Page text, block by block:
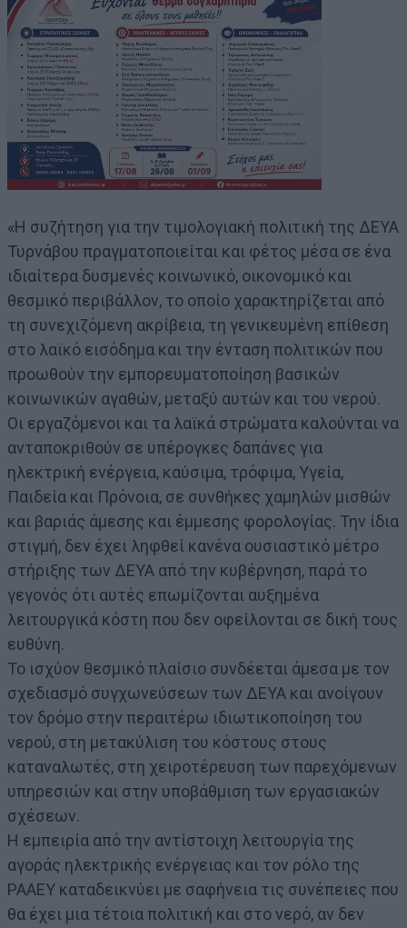
«Η συζήτηση για την τιμολογιακή πολιτική της ΔΕΥΑ
Τυρνάβου πραγματοποιείται και φέτος μέσα σε ένα
ιδιαίτερα δυσμενές κοινωνικό, οικονομικό και
θεσμικό περιβάλλον, το οποίο χαρακτηρίζεται από
τη συνεχιζόμενη ακρίβεια, τη γενικευμένη επίθεση
στο λαϊκό εισόδημα και την ένταση πολιτικών που
προωθούν την εμπορευματοποίηση βασικών
κοινωνικών αγαθών, μεταξύ αυτών και του νερού.
Οι εργαζόμενοι και τα λαϊκά στρώματα καλούνται να
ανταποκριθούν σε υπέρογκες δαπάνες για
ηλεκτρική ενέργεια, καύσιμα, τρόφιμα, Υγεία,
Παιδεία και Πρόνοια, σε συνθήκες χαμηλών μισθών
και βαριάς άμεσης και έμμεσης φορολογίας. Την ίδια
στιγμή, δεν έχει ληφθεί κανένα ουσιαστικό μέτρο
στήριξης των ΔΕΥΑ από την κυβέρνηση, παρά το
γεγονός ότι αυτές επωμίζονται αυξημένα
λειτουργικά κόστη που δεν οφείλονται σε δική τους
ευθύνη.
Το ισχύον θεσμικό πλαίσιο συνδέεται άμεσα με τον
σχεδιασμό συγχωνεύσεων των ΔΕΥΑ και ανοίγουν
τον δρόμο στην περαιτέρω ιδιωτικοποίηση του
νερού, στη μετακύλιση του κόστους στους
καταναλωτές, στη χειροτέρευση των παρεχόμενων
υπηρεσιών και στην υποβάθμιση των εργασιακών
σχέσεων.
Η εμπειρία από την αντίστοιχη λειτουργία της
αγοράς ηλεκτρικής ενέργειας και τον ρόλο της
ΡΑΑΕΥ καταδεικνύει με σαφήνεια τις συνέπειες που
θα έχει μια τέτοια πολιτική και στο νερό, αν δεν